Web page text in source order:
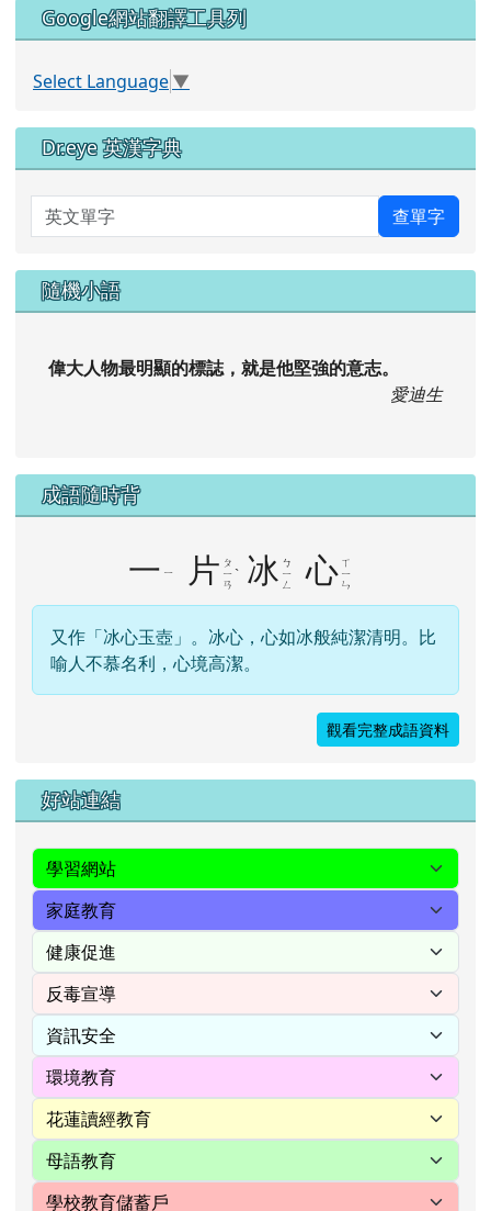
Google網站翻譯工具列
Select Language▼
Dr.eye 英漢字典
英文單字 查單字
隨機小語
偉大人物最明顯的標誌，就是他堅強的意志。
愛迪生
成語隨時背
一 ㄧ 片 ㄆ
ㄧ
ㄢ
ˋ 冰 ㄅ
ㄧ
ㄥ
心 ㄒ
ㄧ
ㄣ
又作「冰心玉壺」。冰心，心如冰般純潔清明。比
喻人不慕名利，心境高潔。
觀看完整成語資料
右邊區域內容
好站連結